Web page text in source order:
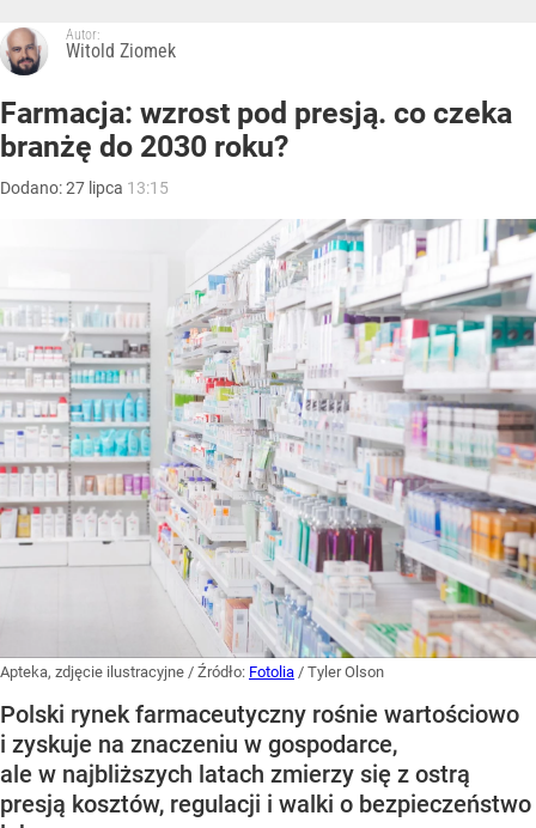
Autor:
Witold Ziomek
Farmacja: wzrost pod presją. co czeka
branżę do 2030 roku?
Dodano:27 lipca 13:15
Apteka, zdjęcie ilustracyjne / Źródło: Fotolia / Tyler Olson
Polski rynek farmaceutyczny rośnie wartościowo
i zyskuje na znaczeniu w gospodarce,
ale w najbliższych latach zmierzy się z ostrą
presją kosztów, regulacji i walki o bezpieczeństwo